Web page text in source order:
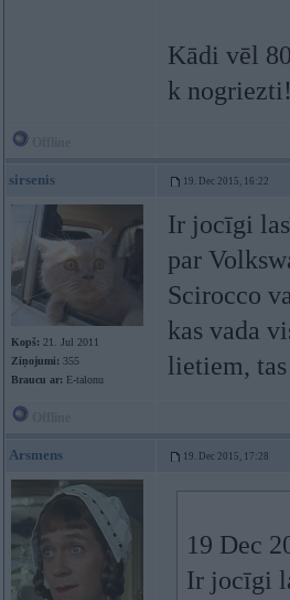
Kādi vēl
k
sirsenis 19. Dec 2015, 16:22
Kopš: 21. Jul 2011
Ziņojumi: 355
Braucu ar: E-talonu
Ir jocīgi
par
Scirocco
kas vada
lietiem,
Arsmens 19. Dec 2015, 17:28
19 Dec
Ir jocīgi